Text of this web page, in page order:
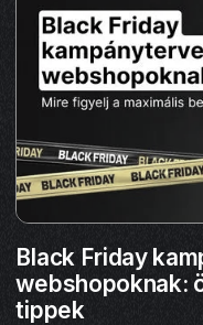
Black Friday
webshopoknak:
tippek